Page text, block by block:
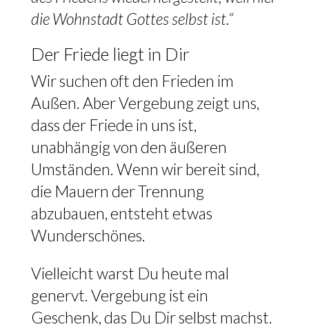
die Wohnstadt Gottes selbst ist.“
Der Friede liegt in Dir
Wir suchen oft den Frieden im
Außen. Aber Vergebung zeigt uns,
dass der Friede in uns ist,
unabhängig von den äußeren
Umständen. Wenn wir bereit sind,
die Mauern der Trennung
abzubauen, entsteht etwas
Wunderschönes.
Vielleicht warst Du heute mal
genervt. Vergebung ist ein
Geschenk, das Du Dir selbst machst.